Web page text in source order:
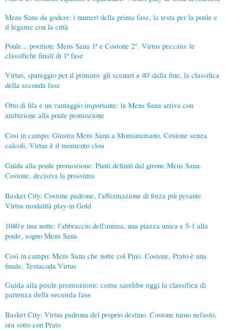
Mens Sana da godere: i numeri della prima fase, la testa per la poule e
il legame con la città
Poule... position: Mens Sana 1ª e Costone 2°. Virtus peccato: le
classifiche finali di 1ª fase
Virtus, spareggio per il primato: gli scenari a 40' dalla fine, la classifica
della seconda fase
Otto di fila e un vantaggio importante: la Mens Sana arriva con
ambizione alla poule promozione
Così in campo: Giostra Mens Sana a Monsummano. Costone senza
calcoli, Virtus è il momento clou
Guida alla poule promozione: Punti definiti dal girone Mens Sana.
Costone, decisiva la prossima
Basket City: Costone padrone, l'affermazione di forza più pesante.
Virtus modalità play-in Gold
1040 e una notte: l'abbraccio dell'anima, una piazza unica e 5-1 alla
poule, sogno Mens Sana
Così in campo: Mens Sana che notte col Pino. Costone, Prato è una
finale. Testacoda Virtus
Guida alla poule promozione: come sarebbe oggi la classifica di
partenza della seconda fase
Basket City: Virtus padrona del proprio destino. Costone turno nefasto,
ora sotto con Prato